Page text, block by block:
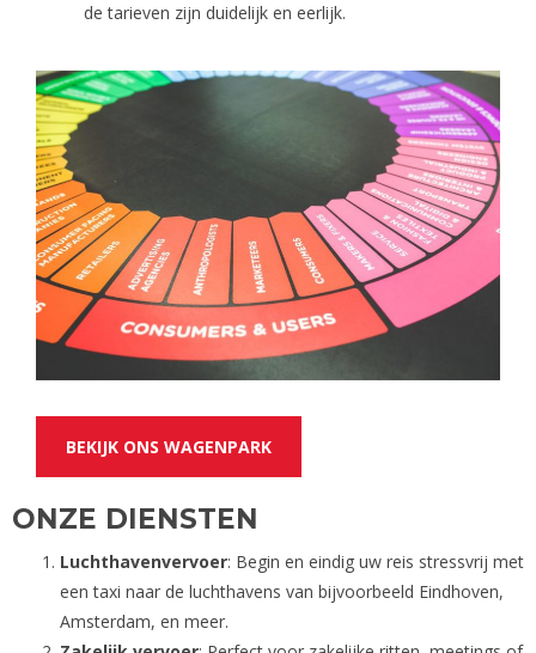
de tarieven zijn duidelijk en eerlijk.
BEKIJK ONS WAGENPARK
ONZE DIENSTEN
Luchthavenvervoer: Begin en eindig uw reis stressvrij met
een taxi naar de luchthavens van bijvoorbeeld Eindhoven,
Amsterdam, en meer.